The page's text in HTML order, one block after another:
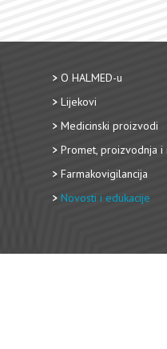
O HALMED-u
Lijekovi
Medicinski proizvodi
Promet, proizvodnja i
Farmakovigilancija
Novosti i edukacije